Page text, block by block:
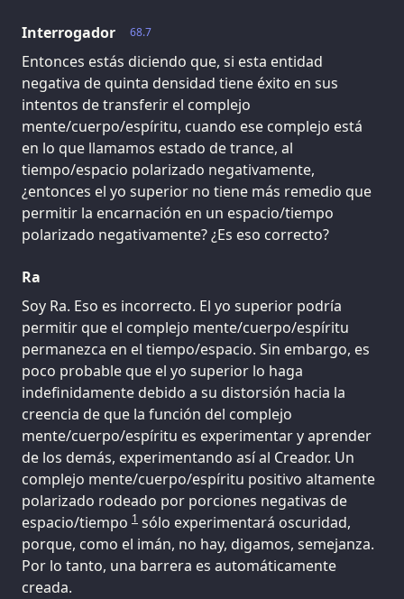
68.7
Interrogador
Entonces estás diciendo que, si esta entidad
negativa de quinta densidad tiene éxito en sus
intentos de transferir el complejo
mente/cuerpo/espíritu, cuando ese complejo está
en lo que llamamos estado de trance, al
tiempo/espacio polarizado negativamente,
¿entonces el yo superior no tiene más remedio que
permitir la encarnación en un espacio/tiempo
polarizado negativamente? ¿Es eso correcto?
Ra
Soy Ra. Eso es incorrecto. El yo superior podría
permitir que el complejo mente/cuerpo/espíritu
permanezca en el tiempo/espacio. Sin embargo, es
poco probable que el yo superior lo haga
indefinidamente debido a su distorsión hacia la
creencia de que la función del complejo
mente/cuerpo/espíritu es experimentar y aprender
de los demás, experimentando así al Creador. Un
complejo mente/cuerpo/espíritu positivo altamente
polarizado rodeado por porciones negativas de
espacio/tiempo 1 sólo experimentará oscuridad,
porque, como el imán, no hay, digamos, semejanza.
Por lo tanto, una barrera es automáticamente
creada.